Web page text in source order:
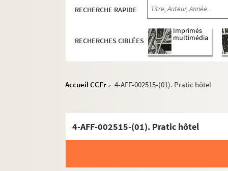
RECHERCHE RAPIDE
RECHERCHES CIBLÉES
Imprimés
multimédia
Accueil CCFr > 4-AFF-002515-(01). Pratic hôtel
4-AFF-002515-(01). Pratic hôtel